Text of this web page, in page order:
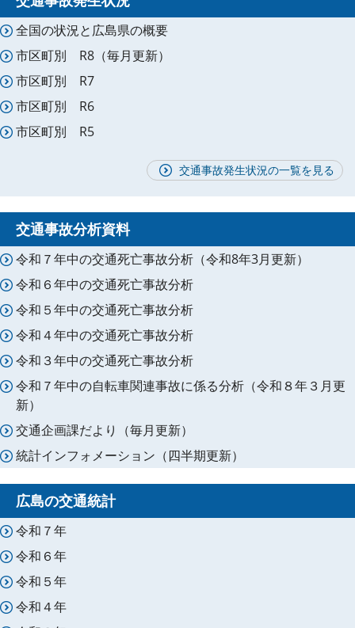
全国の状況と広島県の概要
市区町別 R8（毎月更新）
市区町別 R7
市区町別 R6
市区町別 R5
交通事故発生状況の一覧を見る
交通事故分析資料
令和７年中の交通死亡事故分析（令和8年3月更新）
令和６年中の交通死亡事故分析
令和５年中の交通死亡事故分析
令和４年中の交通死亡事故分析
令和３年中の交通死亡事故分析
令和７年中の自転車関連事故に係る分析（令和８年３月更
新）
交通企画課だより（毎月更新）
統計インフォメーション（四半期更新）
広島の交通統計
令和７年
令和６年
令和５年
令和４年